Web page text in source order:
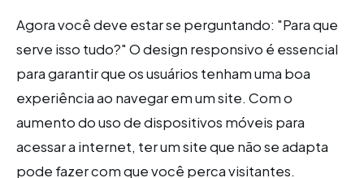
Agora você deve estar se perguntando: "Para que
serve isso tudo?" O design responsivo é essencial
para garantir que os usuários tenham uma boa
experiência ao navegar em um site. Com o
aumento do uso de dispositivos móveis para
acessar a internet, ter um site que não se adapta
pode fazer com que você perca visitantes.